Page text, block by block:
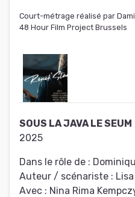
Court-métrage réalisé par
48 Hour Film Project Brussels
SOUS LA JAVA LE SEUM
2025
Dans le rôle de :
Auteur / scénariste :
Avec : Nina Rima